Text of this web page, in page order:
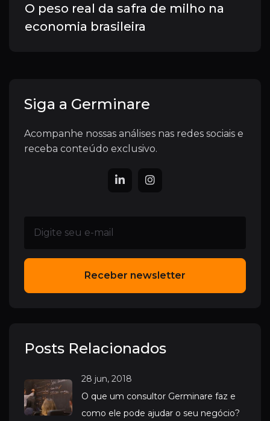
O peso real da safra de milho na
economia brasileira
Siga a Germinare
Acompanhe nossas análises nas redes sociais e
receba conteúdo exclusivo.
Receber newsletter
Posts Relacionados
28 jun, 2018
O que um consultor Germinare faz e
como ele pode ajudar o seu negócio?